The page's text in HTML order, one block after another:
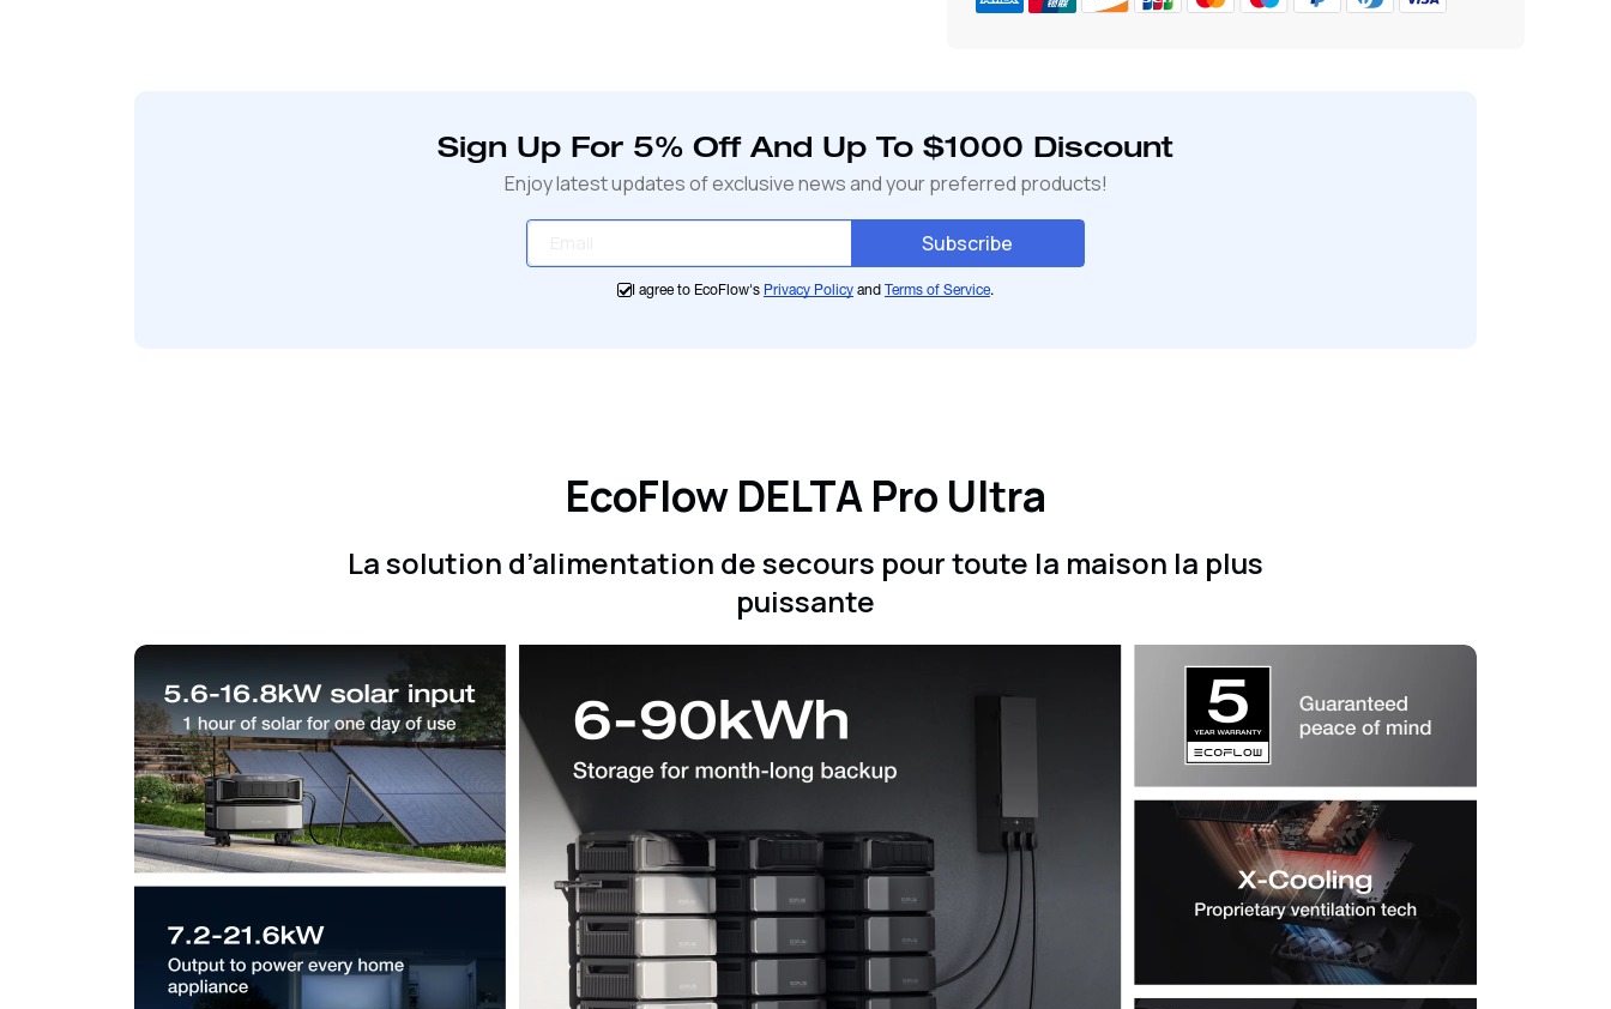
à
votre
panier
Sign Up For 5% Off And Up To $1000 Discount
Enjoy latest updates of exclusive news and your preferred products!
Subscribe
I agree to EcoFlow's Privacy Policy and Terms of Service.
EcoFlow DELTA Pro Ultra
La solution d’alimentation de secours pour toute la maison la plus
puissante